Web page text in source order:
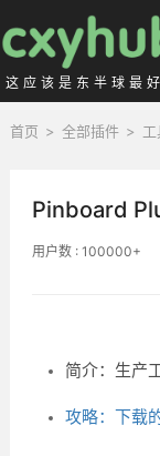
这应该是东半球最
首页 > 全部插件 > 工
Pinboard
用户数 : 100000+
简介：生产
攻略：下载